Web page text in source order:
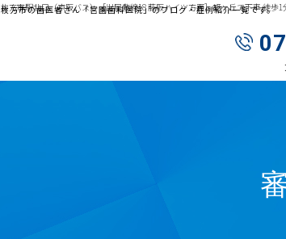
枚方市の歯医者さん「宮園歯科医院」のブログ・症例紹介一覧です。
枚方市駅北口（京阪バス）［出屋敷線18 藤阪ハイツ方面］都ヶ丘で下車 徒歩1